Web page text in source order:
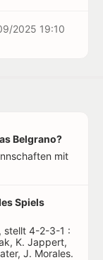
2025 19:10
Belgrano?
mit
Spiels
stellt 4-2-3-1 :
K. Jappert,
J. Morales.